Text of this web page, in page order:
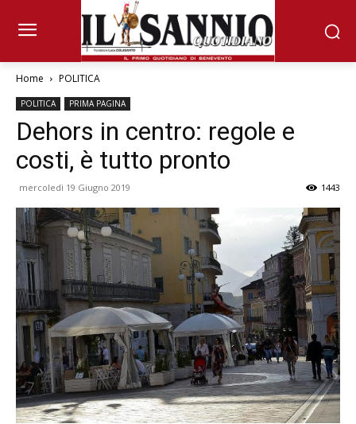
Home POLITICA
POLITICA PRIMA PAGINA
Dehors in centro: regole e
costi, è tutto pronto
mercoledì 19 Giugno 2019 1443